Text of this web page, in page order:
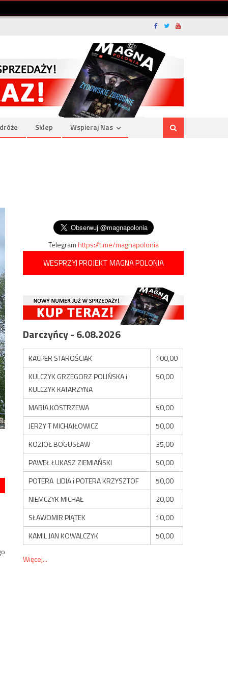
Sklep Wspieraj Nas
Telegramhttps://t.me/magnapolonia
WESPRZYJ PROJEKT MAGNA POLONIA
Darczyńcy - 6.08.2026
KACPER STAROŚCIAK
100,00
KULCZYK GRZEGORZ POLIŃSKA i
KULCZYK KATARZYNA
50,00
MARIA KOSTRZEWA
50,00
JERZY T MICHAJŁOWICZ
50,00
KOZIOŁ BOGUSŁAW
35,00
PAWEŁ ŁUKASZ ZIEMIAŃSKI
50,00
POTERA LIDIA i POTERA KRZYSZTOF
50,00
NIEMCZYK MICHAŁ
20,00
SŁAWOMIR PIĄTEK
10,00
KAMIL JAN KOWALCZYK
50,00
Więcej...